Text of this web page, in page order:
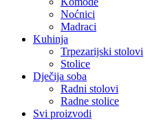
Noćnici
Madraci
Kuhinja
Trpezarijski stolovi
Stolice
Dječija soba
Radni stolovi
Radne stolice
Svi proizvodi